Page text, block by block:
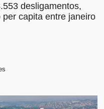
desligamentos,
capita entre janeiro